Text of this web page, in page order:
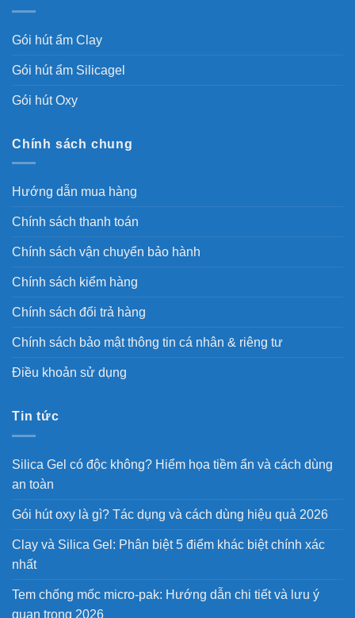
Gói hút ẩm Clay
Gói hút ẩm Silicagel
Gói hút Oxy
Chính sách chung
Hướng dẫn mua hàng
Chính sách thanh toán
Chính sách vận chuyển bảo hành
Chính sách kiểm hàng
Chính sách đổi trả hàng
Chính sách bảo mật thông tin cá nhân & riêng tư
Điều khoản sử dụng
Tin tức
Silica Gel có độc không? Hiểm họa tiềm ẩn và cách dùng
an toàn
Gói hút oxy là gì? Tác dụng và cách dùng hiệu quả 2026
Clay và Silica Gel: Phân biệt 5 điểm khác biệt chính xác
nhất
Tem chống mốc micro-pak: Hướng dẫn chi tiết và lưu ý
quan trọng 2026